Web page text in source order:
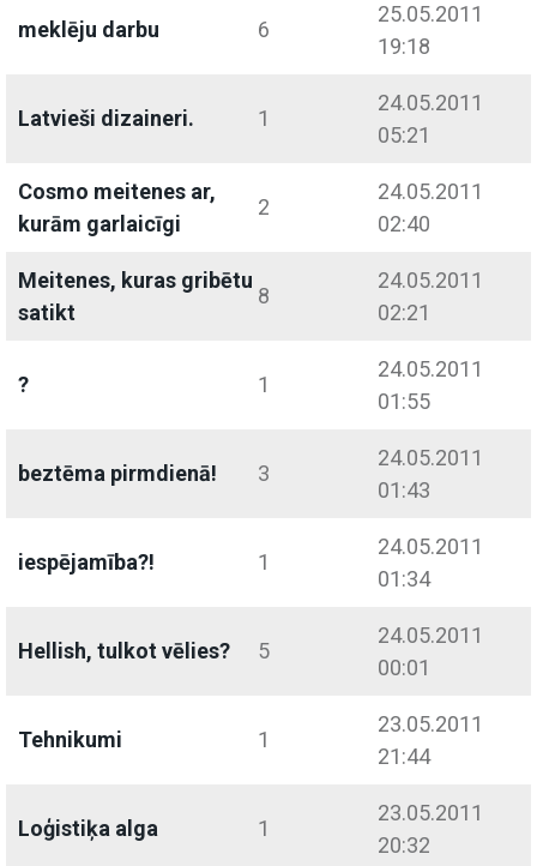
meklēju darbu 6
25.05.2011
19:18
Latvieši dizaineri. 1
24.05.2011
05:21
Cosmo meitenes ar,
kurām garlaicīgi
2
24.05.2011
02:40
Meitenes, kuras gribētu
satikt
8
24.05.2011
02:21
? 1
24.05.2011
01:55
beztēma pirmdienā! 3
24.05.2011
01:43
iespējamība?! 1
24.05.2011
01:34
Hellish, tulkot vēlies? 5
24.05.2011
00:01
Tehnikumi 1
23.05.2011
21:44
Loģistiķa alga 1
23.05.2011
20:32